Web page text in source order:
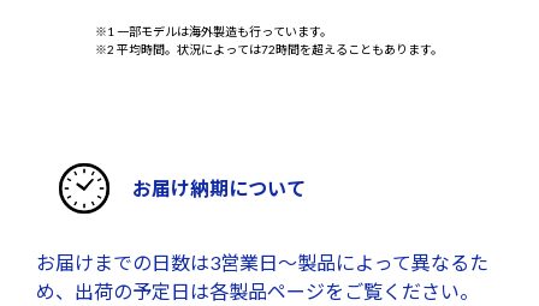
※1 一部モデルは海外製造も行っています。
※2 平均時間。状況によっては72時間を超えることもあります。
お届け納期について
お届けまでの日数は3営業日～製品によって異なるた
め、出荷の予定日は各製品ページをご覧ください。